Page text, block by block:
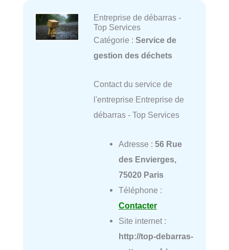
Entreprise de débarras -
Top Services
Catégorie : Service de
gestion des déchets
Contact du service de
l'entreprise Entreprise de
débarras - Top Services
Adresse : 56 Rue
des Envierges,
75020 Paris
Téléphone :
Contacter
Site internet :
http://top-debarras-